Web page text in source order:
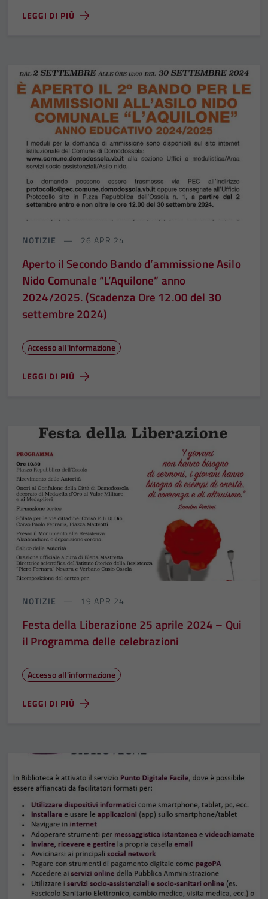
LEGGI DI PIÙ
NOTIZIE 26 APR 24
Aperto il Secondo Bando d’ammissione Asilo
Nido Comunale “L’Aquilone” anno
2024/2025. (Scadenza Ore 12.00 del 30
settembre 2024)
Accesso all'informazione
LEGGI DI PIÙ
NOTIZIE 19 APR 24
Festa della Liberazione 25 aprile 2024 – Qui
il Programma delle celebrazioni
Accesso all'informazione
LEGGI DI PIÙ